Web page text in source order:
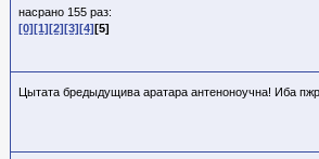
насрано 155 раз:
[0][1][2][3][4][5]
Цытата бредыдущива аратара антеноноучна! Иба